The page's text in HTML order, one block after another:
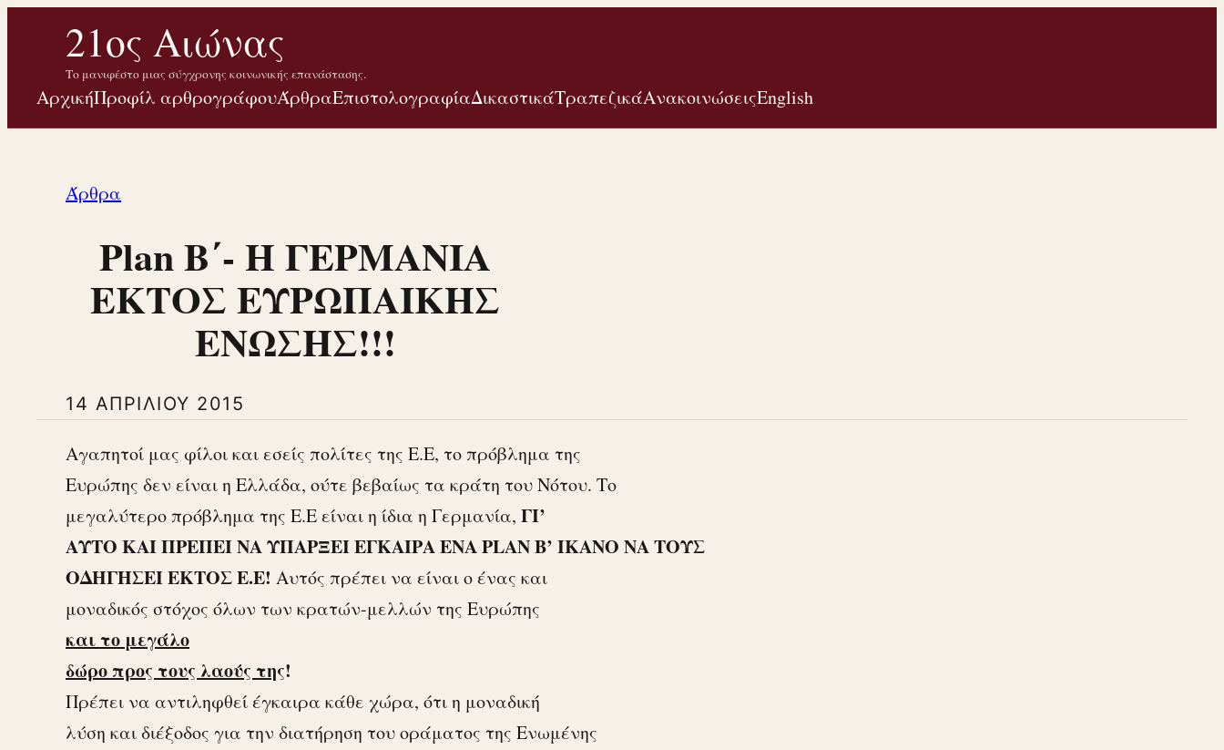
περιεχόμενο
21ος Αιώνας
Το μανιφέστο μιας σύγχρονης κοινωνικής επανάστασης.
ΑρχικήΠροφίλ αρθρογράφουΆρθραΕπιστολογραφίαΔικαστικάΤραπεζικάΑνακοινώσειςEnglish
Άρθρα
Plan B΄- Η ΓΕΡΜΑΝΙΑ
ΕΚΤΟΣ ΕΥΡΩΠΑΙΚΗΣ
ΕΝΩΣΗΣ!!!
14 ΑΠΡΙΛΊΟΥ 2015
Αγαπητοί μας φίλοι και εσείς πολίτες της Ε.Ε, το πρόβλημα της
Ευρώπης δεν είναι η Ελλάδα, ούτε βεβαίως τα κράτη του Νότου. Το
μεγαλύτερο πρόβλημα της Ε.Ε είναι η ίδια η Γερμανία, ΓΙ’
ΑΥΤΟ ΚΑΙ ΠΡΕΠΕΙ ΝΑ ΥΠΑΡΞΕΙ ΕΓΚΑΙΡΑ ΕΝΑ PLAN B’ ΙΚΑΝΟ ΝΑ ΤΟΥΣ
ΟΔΗΓΗΣΕΙ ΕΚΤΟΣ Ε.Ε! Αυτός πρέπει να είναι ο ένας και
μοναδικός στόχος όλων των κρατών-μελλών της Ευρώπης
και το μεγάλο
δώρο προς τους λαούς της!
Πρέπει να αντιληφθεί έγκαιρα κάθε χώρα, ότι η μοναδική
λύση και διέξοδος για την διατήρηση του οράματος της Ενωμένης